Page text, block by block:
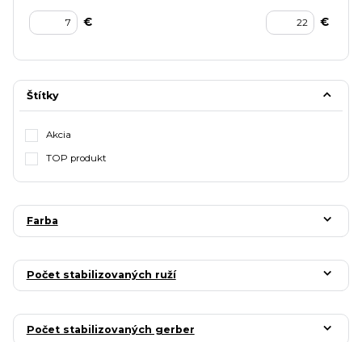
€ €
Štítky
Akcia
TOP produkt
Farba
Počet stabilizovaných ruží
Počet stabilizovaných gerber